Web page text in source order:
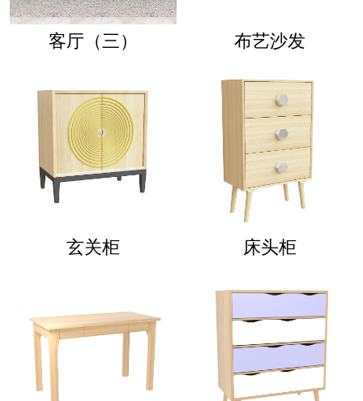
客厅（三） 布艺沙发
玄关柜 床头柜